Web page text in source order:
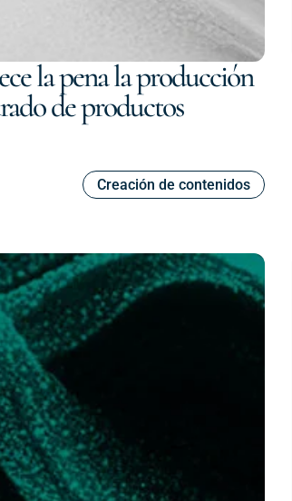
la pena la producción
de productos
Creación de contenidos